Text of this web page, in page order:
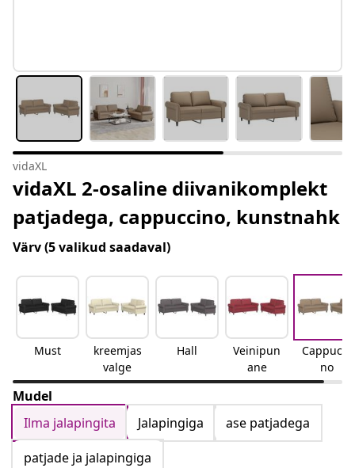
vidaXL
vidaXL 2-osaline diivanikomplekt
patjadega, cappuccino, kunstnahk
Värv(5 valikud saadaval)
Must
kreemjas
valge
Hall
Veinipun
ane
Cappucci
no
Mudel
Ilma jalapingita
Jalapingiga
ase patjadega
patjade ja jalapingiga